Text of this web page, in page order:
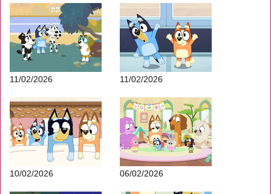
11/02/2026 11/02/2026
10/02/2026 06/02/2026